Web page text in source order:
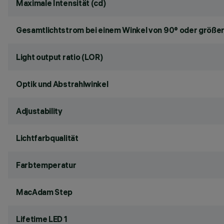
Maximale Intensität (cd)
Gesamtlichtstrom bei einem Winkel von 90° oder
Light output ratio (LOR)
Optik und Abstrahlwinkel
Adjustability
Lichtfarbqualität
Farbtemperatur
MacAdam Step
Lifetime LED 1